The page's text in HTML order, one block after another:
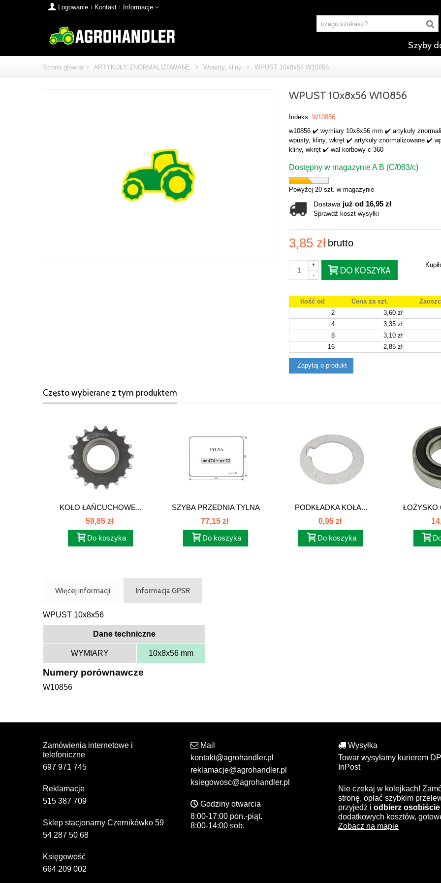
Logowanie Kontakt Informacje
Szyby
Strona główna > ARTYKUŁY ZNORMALIZOWANE > Wpusty, kliny > WPUST 10x8x56 W10856
WPUST 10x8x56 W10856
Indeks: W10856
w10856 ✔️ wymiary 10x8x56 mm ✔️ artykuły
wpusty, kliny, wkręt ✔️ artykuły znormalizowane ✔️
kliny, wkręt ✔️ wał korbowy c-360
Dostępny w magazynie A B (C/083/c)
Powyżej 20 szt. w magazynie
Dostawa już od 16,95 zł
Sprawdź koszt wysyłki
3,85 zł brutto
-
+
DO KOSZYKA
Ilość od Cena za szt.
2
3,60 zł
4
3,35 zł
8
3,10 zł
16
2,85 zł
Zapytaj o produkt
Często wybierane z tym produktem
KOŁO ŁAŃCUCHOWE...
59,85 zł
Do koszyka
SZYBA PRZEDNIA TYLNA
STARY NOWY...
77,15 zł
Do koszyka
PODKŁADKA KOŁA...
0,95 zł
Do koszyka
ŁOŻYSKO
Więcej informacji Informacja GPSR
WPUST 10x8x56
Dane techniczne
WYMIARY 10x8x56 mm
Numery porównawcze
W10856
Zamówienia internetowe i
telefoniczne
697 971 745
Reklamacje
515 387 709
Sklep stacjonarny Czernikówko 59
54 287 50 68
Księgowość
664 209 002
Mail
kontakt@agrohandler.pl
reklamacje@agrohandler.pl
ksiegowosc@agrohandler.pl
Godziny otwarcia
8:00-17:00 pon.-piąt.
8:00-14:00 sob.
Wysyłka
Towar wysyłamy kurierem
InPost
Nie czekaj w kolejkach!
stronę, opłać szybkim
przyjedź i odbierz osobiście
dodatkowych kosztów,
Zobacz na mapie